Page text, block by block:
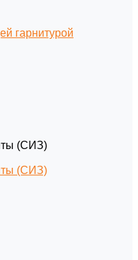
гарнитурой
(СИЗ)
(СИЗ)